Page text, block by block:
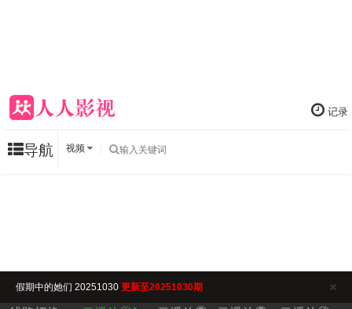
记录
导航 视频
假期中的她们 20251030 更新至20251030期